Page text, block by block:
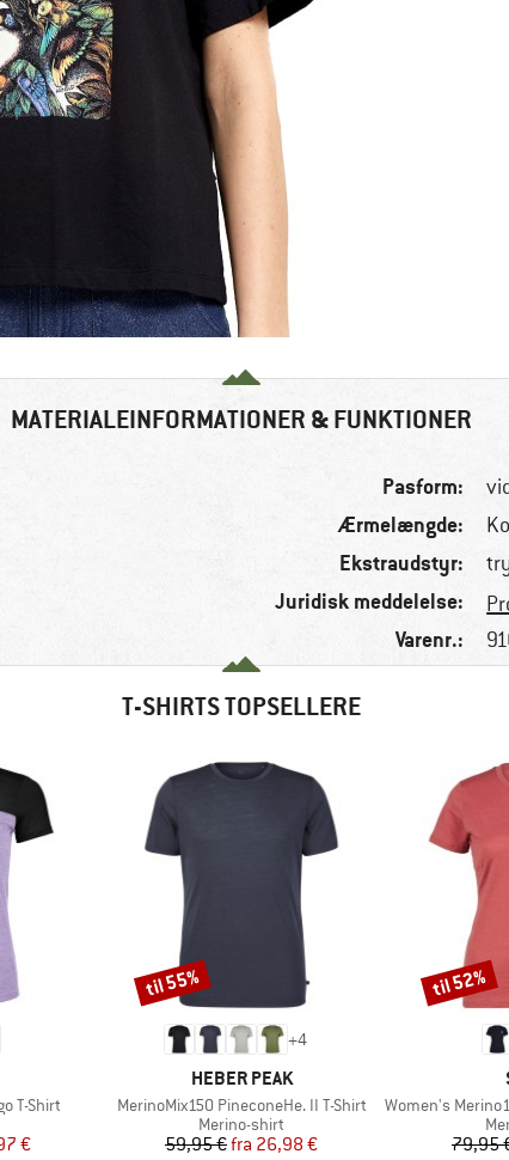
MATERIALEINFORMATIONER & FUNKTIONER
Pasform:
Ærmelængde:
Ekstraudstyr:
Juridisk meddelelse:
Varenr.:
T-SHIRTS TOPSELLERE
T-Shirt
pris
€
+4
MÆRKE
HEBER PEAK
Artikel
MerinoMix150 PineconeHe. II T-Shirt
Produktgruppe
Merino-shirt
Pris
59,95 € Nedsat pris
fra 26,98 €
Rabat
til 55%
Artikel
Women's Merino155
79,95
Rabat
til 52%